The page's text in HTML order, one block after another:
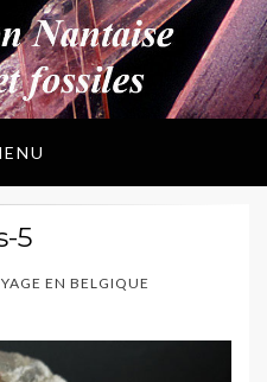
et Fossiles
5
EN BELGIQUE